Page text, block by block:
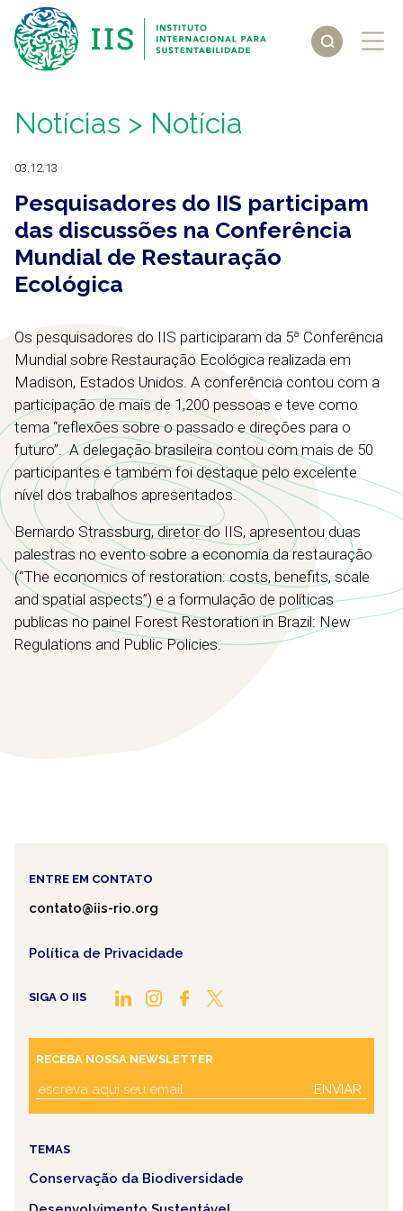
Notícias > Notícia
03.12.13
Pesquisadores do IIS participam
das discussões na Conferência
Mundial de Restauração
Ecológica
Os pesquisadores do IIS participaram da 5ª Conferência
Mundial sobre Restauração Ecológica realizada em
Madison, Estados Unidos. A conferência contou com a
participação de mais de 1,200 pessoas e teve como
tema “reflexões sobre o passado e direções para o
futuro”. A delegação brasileira contou com mais de 50
participantes e também foi destaque pelo excelente
nível dos trabalhos apresentados.
Bernardo Strassburg, diretor do IIS, apresentou duas
palestras no evento sobre a economia da restauração
(“The economics of restoration: costs, benefits, scale
and spatial aspects”) e a formulação de políticas
publicas no painel Forest Restoration in Brazil: New
Regulations and Public Policies.
ENTRE EM CONTATO
contato@iis-rio.org
Política de Privacidade
SIGA O IIS
RECEBA NOSSA NEWSLETTER
ENVIAR
TEMAS
Conservação da Biodiversidade